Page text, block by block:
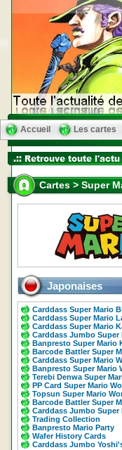
Accueil Les cartes
Cartes > Super
Japonaises
Carddass Super Mario
Carddass Super Mario
Carddass Super Mario
Carddass Jumbo Super
Banpresto Super Mario
Barcode Battler Super
Carddass Super Mario
Banpresto Super Mario
Terebi Denwa Super
PP Card Super Mario
Topsun Super Mario
Barcode Battler Super
Carddass Jumbo Super
Trading Collection
Banpresto Mario Party
Wafer History Cards
Carddass Jumbo